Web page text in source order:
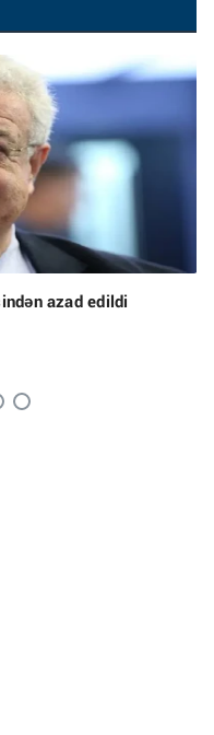
azad edildi